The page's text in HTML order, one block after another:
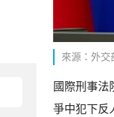
來源：外交
國際刑事法
爭中犯下反